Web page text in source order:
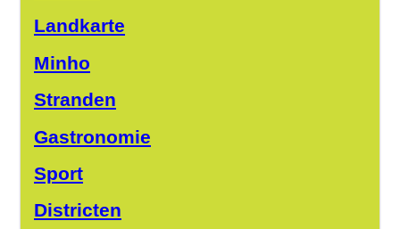
Landkarte
Minho
Stranden
Gastronomie
Sport
Districten